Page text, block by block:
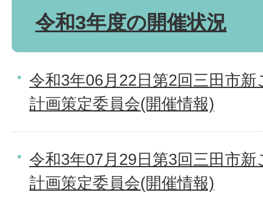
令和3年度の開催状況
令和3年06月22日第2回三田市
計画策定委員会(開催情報)
令和3年07月29日第3回三田市
計画策定委員会(開催情報)